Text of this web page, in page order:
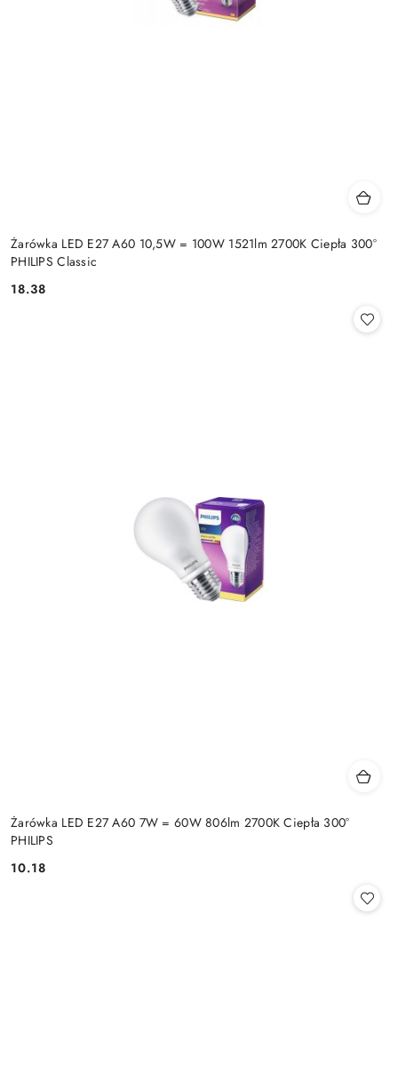
Żarówka LED E27 A60 10,5W = 100W 1521lm 2700K Ciepła 300°
PHILIPS Classic
Cena:
18.38
Żarówka LED E27 A60 7W = 60W 806lm 2700K Ciepła 300°
PHILIPS
Cena:
10.18